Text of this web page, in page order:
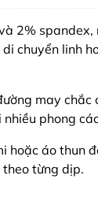
2% spandex,
chuyển linh
may chắc
phong
hoặc áo thun
từng dịp.